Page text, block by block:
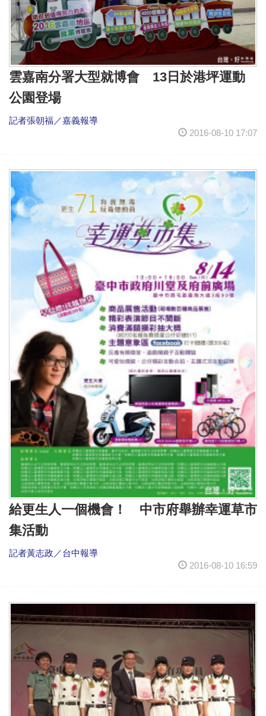
雲嘉南分署大型就博會 13日於港坪運動
公園登場
記者張朝福／嘉義報導
2016-08-10 17:07
給更生人一個機會！ 中市府舉辦幸運草市
集活動
記者黃志政／台中報導
2016-08-10 16:59